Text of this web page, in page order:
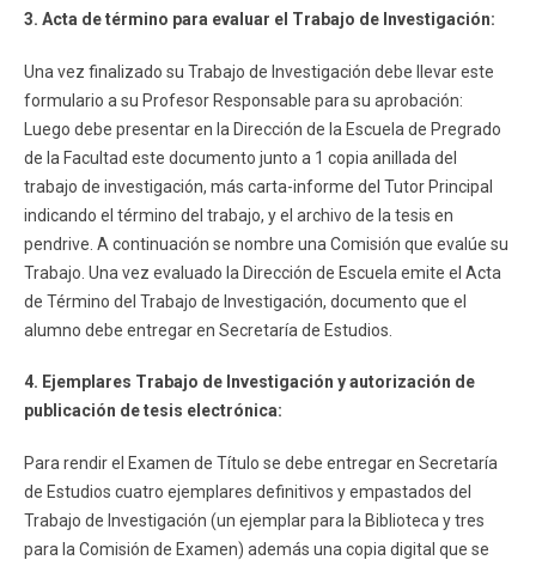
3. Acta de término para evaluar el Trabajo de Investigación:
Una vez finalizado su Trabajo de Investigación debe llevar este
formulario a su Profesor Responsable para su aprobación:
Luego debe presentar en la Dirección de la Escuela de Pregrado
de la Facultad este documento junto a 1 copia anillada del
trabajo de investigación, más carta-informe del Tutor Principal
indicando el término del trabajo, y el archivo de la tesis en
pendrive. A continuación se nombre una Comisión que evalúe su
Trabajo. Una vez evaluado la Dirección de Escuela emite el Acta
de Término del Trabajo de Investigación, documento que el
alumno debe entregar en Secretaría de Estudios.
4. Ejemplares Trabajo de Investigación y autorización de
publicación de tesis electrónica:
Para rendir el Examen de Título se debe entregar en Secretaría
de Estudios cuatro ejemplares definitivos y empastados del
Trabajo de Investigación (un ejemplar para la Biblioteca y tres
para la Comisión de Examen) además una copia digital que se